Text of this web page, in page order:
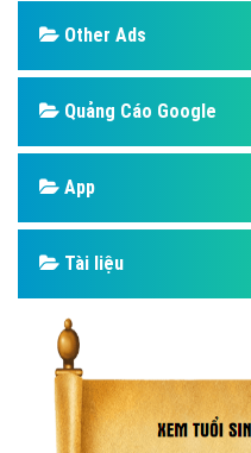
Other Ads
Quảng Cáo Google
App
Tài liệu